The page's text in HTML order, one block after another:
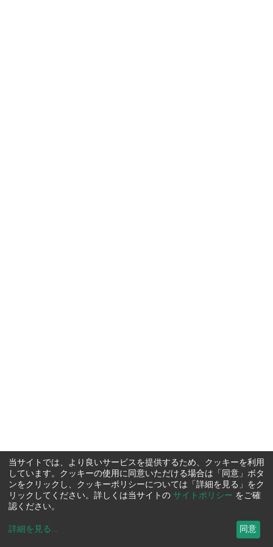
当サイトでは、より良いサービスを提供するため、クッキーを利用
しています。クッキーの使用に同意いただける場合は「同意」ボタ
ンをクリックし、クッキーポリシーについては「詳細を見る」をク
リックしてください。詳しくは当サイトの サイトポリシー をご確
認ください。
詳細を見る ... 同意